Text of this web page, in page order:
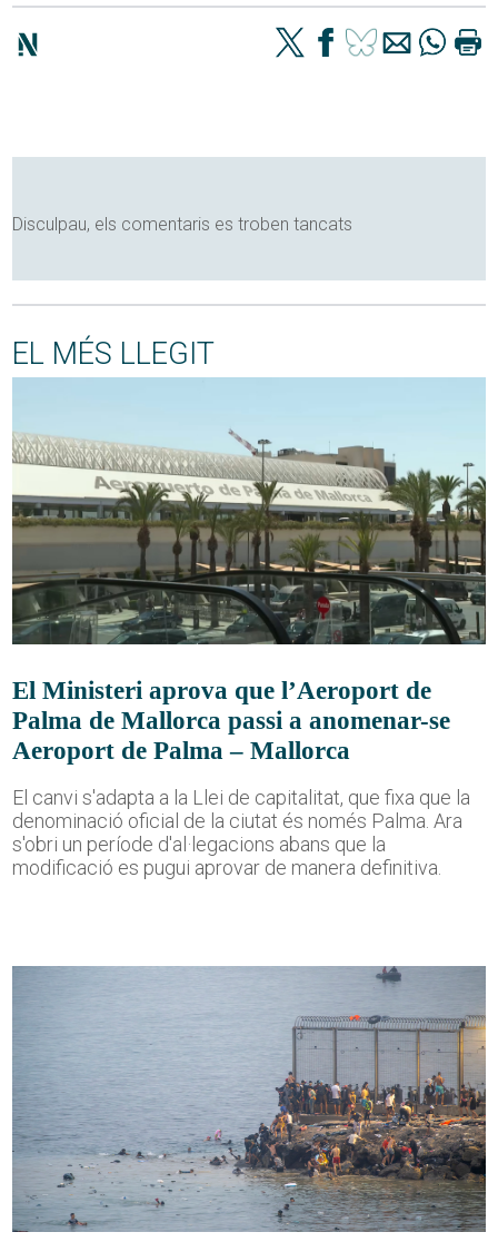
Disculpau, els comentaris es troben tancats
EL MÉS LLEGIT
El Ministeri aprova que l’Aeroport de
Palma de Mallorca passi a anomenar-se
Aeroport de Palma – Mallorca
El canvi s'adapta a la Llei de capitalitat, que fixa que la
denominació oficial de la ciutat és només Palma. Ara
s'obri un període d'al·legacions abans que la
modificació es pugui aprovar de manera definitiva.